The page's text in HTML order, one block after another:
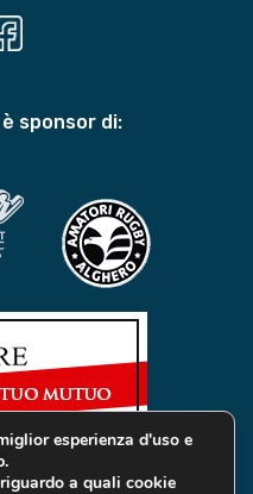
sponsor di:
esperienza d'uso e
a quali cookie